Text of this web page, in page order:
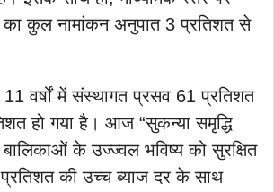
कुल नामांकन अनुपात 3 प्रतिशत से
11 वर्षों में संस्थागत प्रसव 61 प्रतिशत
हो गया है। आज “सुकन्या समृद्धि
के उज्ज्वल भविष्य को सुरक्षित
की उच्च ब्याज दर के साथ